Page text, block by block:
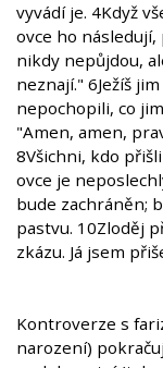
vyvádí je. 4Když
ovce ho následují,
nikdy nepůjdou,
neznají." 6Ježíš
nepochopili, co
"Amen, amen,
8Všichni, kdo
ovce je
bude zachráněn;
pastvu. 10Zloděj
zkázu. Já jsem
Kontroverze s
narození)